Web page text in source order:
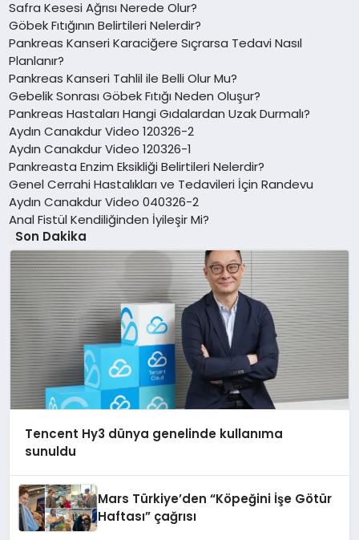
Safra Kesesi Ağrısı Nerede Olur?
Göbek Fıtığının Belirtileri Nelerdir?
Pankreas Kanseri Karaciğere Sıçrarsa Tedavi Nasıl
Planlanır?
Pankreas Kanseri Tahlil ile Belli Olur Mu?
Gebelik Sonrası Göbek Fıtığı Neden Oluşur?
Pankreas Hastaları Hangi Gıdalardan Uzak Durmalı?
Aydın Canakdur Video 120326-2
Aydın Canakdur Video 120326-1
Pankreasta Enzim Eksikliği Belirtileri Nelerdir?
Genel Cerrahi Hastalıkları ve Tedavileri İçin Randevu
Aydın Canakdur Video 040326-2
Anal Fistül Kendiliğinden İyileşir Mi?
Son Dakika
Tencent Hy3 dünya genelinde kullanıma
sunuldu
Mars Türkiye’den “Köpeğini İşe Götür
Haftası” çağrısı